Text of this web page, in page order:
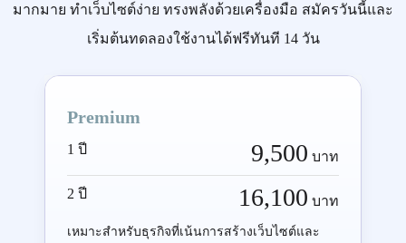
มากมาย ทำเว็บไซต์ง่าย ทรงพลังด้วยเครื่องมือ สมัครวันนี้และ
เริ่มต้นทดลองใช้งานได้ฟรีทันที 14 วัน
Premium
1 ปี 9,500 บาท
2 ปี 16,100 บาท
เหมาะสำหรับธุรกิจที่เน้นการสร้างเว็บไซต์และ